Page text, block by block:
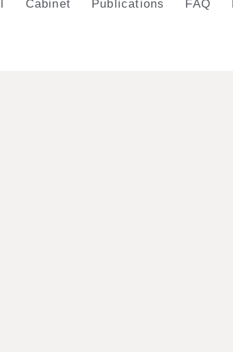
Cabinet Publications FAQ